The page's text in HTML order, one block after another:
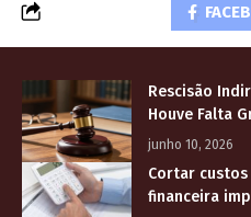
Rescisão
Houve Falta
junho 10, 2026
Cortar
financeira